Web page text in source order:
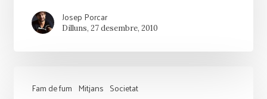
Josep Porcar
Dilluns, 27 desembre, 2010
Fam de fum Mitjans Societat